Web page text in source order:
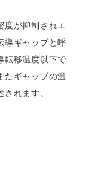
度が抑制されエ
導ギャップと呼
転移温度以下で
たギャップの温
れます。